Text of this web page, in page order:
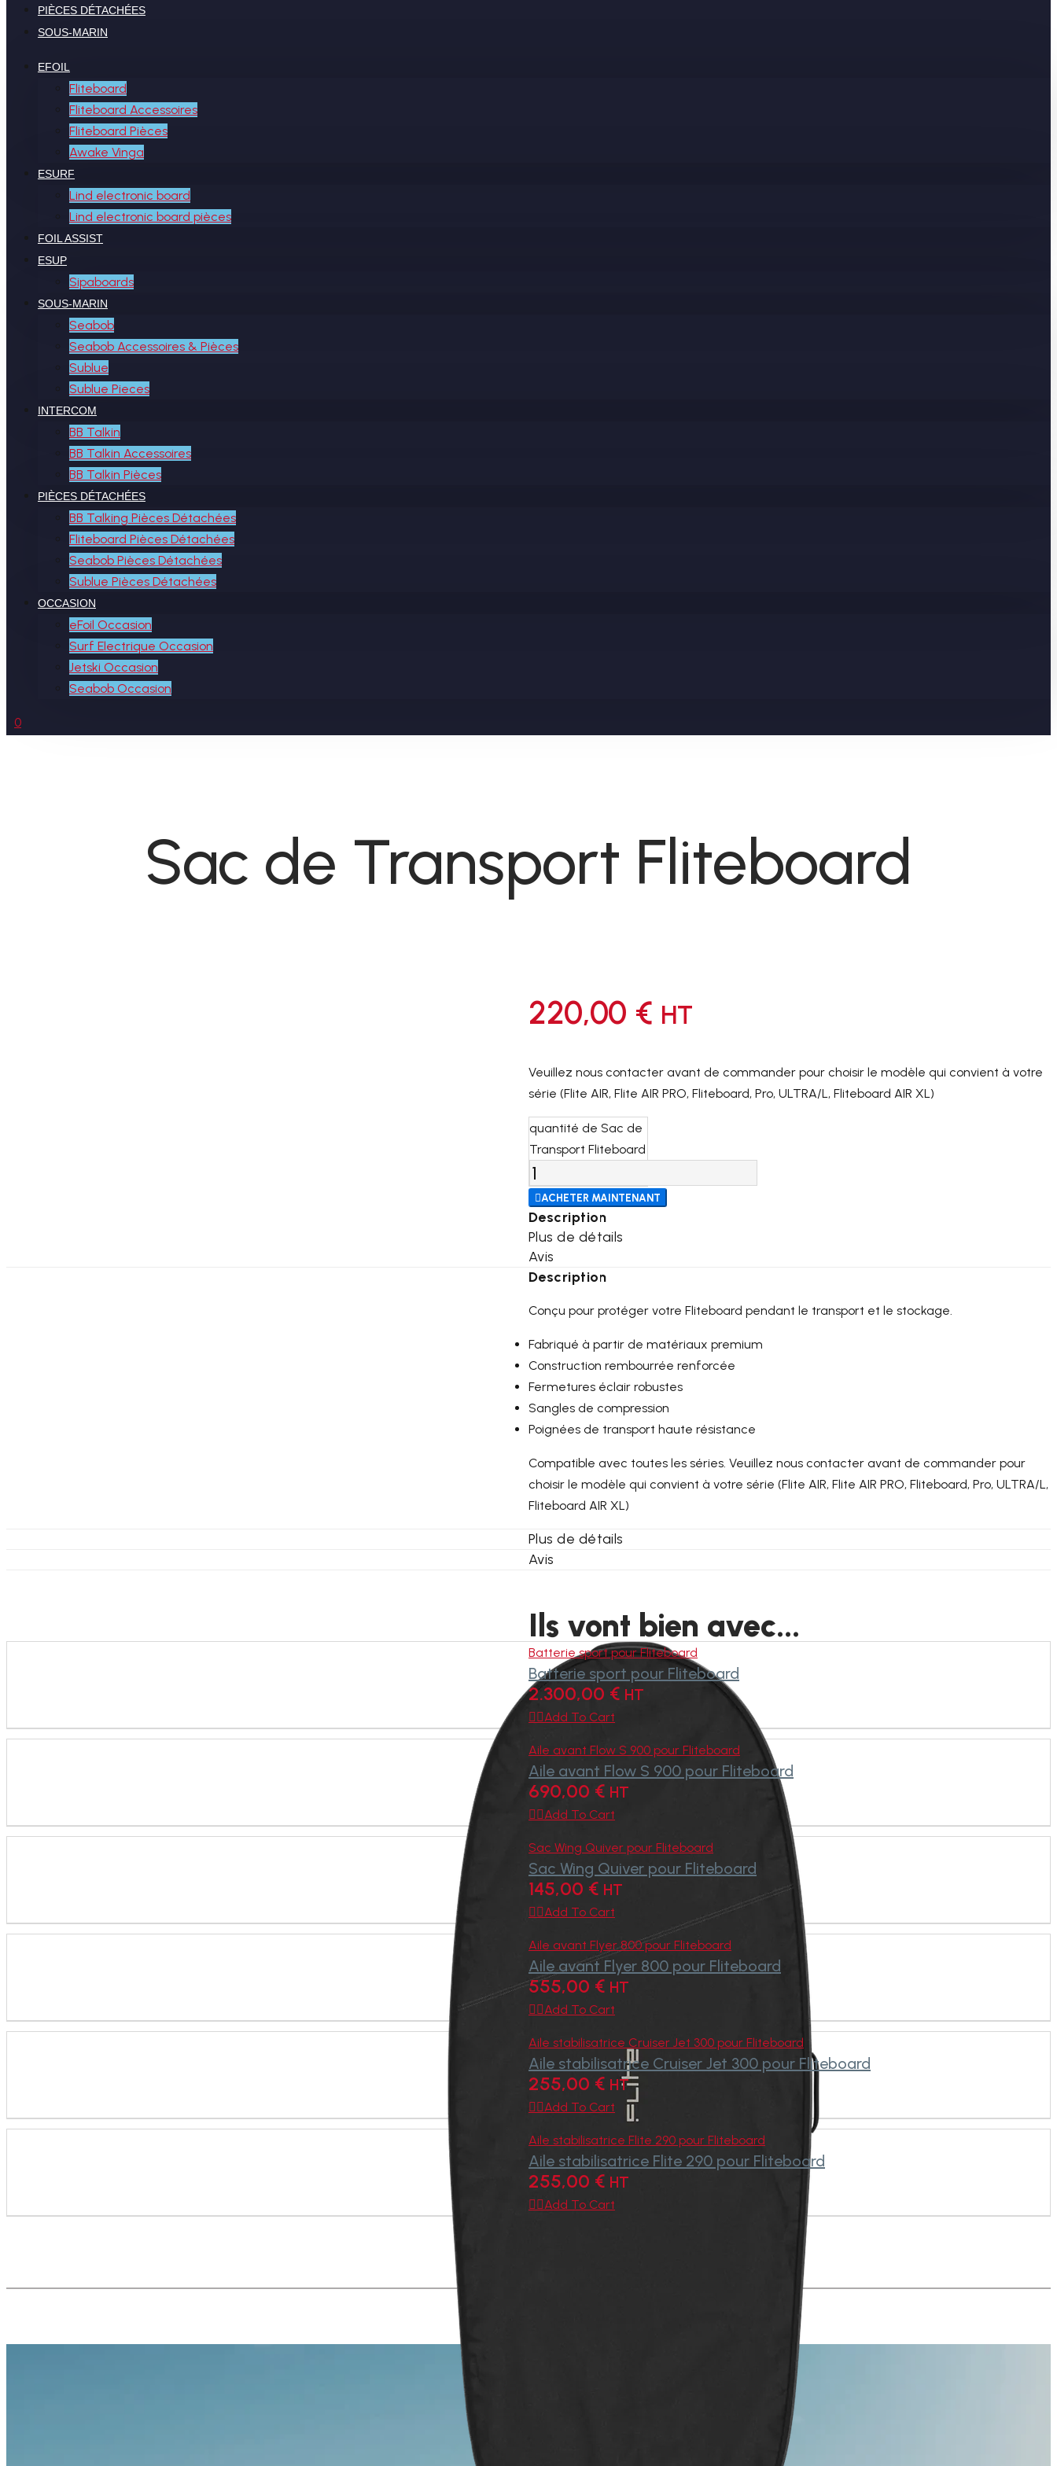
PIÈCES DÉTACHÉES
SOUS-MARIN
EFOIL
Fliteboard
Fliteboard Accessoires
Fliteboard Pièces
Awake Vinga
ESURF
Lind electronic board
Lind electronic board pièces
FOIL ASSIST
ESUP
Sipaboards
SOUS-MARIN
Seabob
Seabob Accessoires & Pièces
Sublue
Sublue Pieces
INTERCOM
BB Talkin
BB Talkin Accessoires
BB Talkin Pièces
PIÈCES DÉTACHÉES
BB Talking Pièces Détachées
Fliteboard Pièces Détachées
Seabob Pièces Détachées
Sublue Pièces Détachées
OCCASION
eFoil Occasion
Surf Electrique Occasion
Jetski Occasion
Seabob Occasion
0
Sac de Transport Fliteboard
220,00 € HT
Veuillez nous contacter avant de commander pour choisir le modèle qui convient à votre
série (Flite AIR, Flite AIR PRO, Fliteboard, Pro, ULTRA/L, Fliteboard AIR XL)
quantité de Sac de
Transport Fliteboard
ACHETER MAINTENANT
Description
Plus de détails
Avis
Description
Conçu pour protéger votre Fliteboard pendant le transport et le stockage.
Fabriqué à partir de matériaux premium
Construction rembourrée renforcée
Fermetures éclair robustes
Sangles de compression
Poignées de transport haute résistance
Compatible avec toutes les séries. Veuillez nous contacter avant de commander pour
choisir le modèle qui convient à votre série (Flite AIR, Flite AIR PRO, Fliteboard, Pro, ULTRA/L,
Fliteboard AIR XL)
Plus de détails
Avis
Ils vont bien avec...
Batterie sport pour Fliteboard
Batterie sport pour Fliteboard
2.300,00 € HT
Add To Cart
Aile avant Flow S 900 pour Fliteboard
Aile avant Flow S 900 pour Fliteboard
690,00 € HT
Add To Cart
Sac Wing Quiver pour Fliteboard
Sac Wing Quiver pour Fliteboard
145,00 € HT
Add To Cart
Aile avant Flyer 800 pour Fliteboard
Aile avant Flyer 800 pour Fliteboard
555,00 € HT
Add To Cart
Aile stabilisatrice Cruiser Jet 300 pour Fliteboard
Aile stabilisatrice Cruiser Jet 300 pour Fliteboard
255,00 € HT
Add To Cart
Aile stabilisatrice Flite 290 pour Fliteboard
Aile stabilisatrice Flite 290 pour Fliteboard
255,00 € HT
Add To Cart